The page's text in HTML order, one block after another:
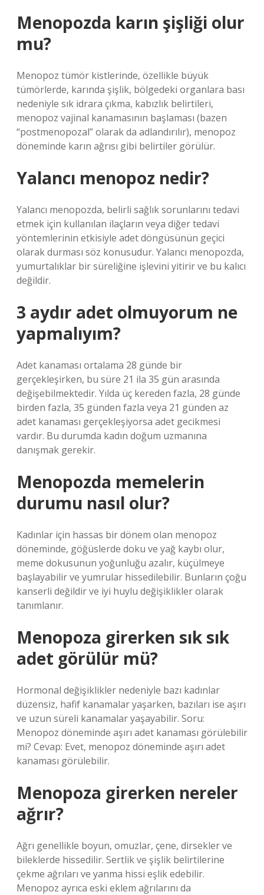
Menopozda karın şişliği olur
mu?
Menopoz tümör kistlerinde, özellikle büyük
tümörlerde, karında şişlik, bölgedeki organlara bası
nedeniyle sık idrara çıkma, kabızlık belirtileri,
menopoz vajinal kanamasının başlaması (bazen
“postmenopozal” olarak da adlandırılır), menopoz
döneminde karın ağrısı gibi belirtiler görülür.
Yalancı menopoz nedir?
Yalancı menopozda, belirli sağlık sorunlarını tedavi
etmek için kullanılan ilaçların veya diğer tedavi
yöntemlerinin etkisiyle adet döngüsünün geçici
olarak durması söz konusudur. Yalancı menopozda,
yumurtalıklar bir süreliğine işlevini yitirir ve bu kalıcı
değildir.
3 aydır adet olmuyorum ne
yapmalıyım?
Adet kanaması ortalama 28 günde bir
gerçekleşirken, bu süre 21 ila 35 gün arasında
değişebilmektedir. Yılda üç kereden fazla, 28 günde
birden fazla, 35 günden fazla veya 21 günden az
adet kanaması gerçekleşiyorsa adet gecikmesi
vardır. Bu durumda kadın doğum uzmanına
danışmak gerekir.
Menopozda memelerin
durumu nasıl olur?
Kadınlar için hassas bir dönem olan menopoz
döneminde, göğüslerde doku ve yağ kaybı olur,
meme dokusunun yoğunluğu azalır, küçülmeye
başlayabilir ve yumrular hissedilebilir. Bunların çoğu
kanserli değildir ve iyi huylu değişiklikler olarak
tanımlanır.
Menopoza girerken sık sık
adet görülür mü?
Hormonal değişiklikler nedeniyle bazı kadınlar
düzensiz, hafif kanamalar yaşarken, bazıları ise aşırı
ve uzun süreli kanamalar yaşayabilir. Soru:
Menopoz döneminde aşırı adet kanaması görülebilir
mi? Cevap: Evet, menopoz döneminde aşırı adet
kanaması görülebilir.
Menopoza girerken nereler
ağrır?
Ağrı genellikle boyun, omuzlar, çene, dirsekler ve
bileklerde hissedilir. Sertlik ve şişlik belirtilerine
çekme ağrıları ve yanma hissi eşlik edebilir.
Menopoz ayrıca eski eklem ağrılarını da